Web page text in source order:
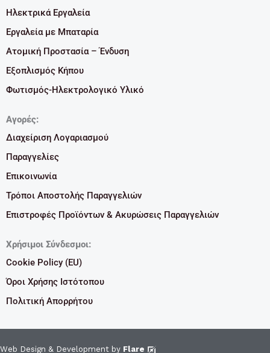
Ηλεκτρικά Εργαλεία
Εργαλεία με Μπαταρία
Ατομική Προστασία – Ένδυση
Εξοπλισμός Κήπου
Φωτισμός-Ηλεκτρολογικό Υλικό
Αγορές:
Διαχείριση Λογαριασμού
Παραγγελίες
Επικοινωνία
Τρόποι Αποστολής Παραγγελιών
Επιστροφές Προϊόντων & Ακυρώσεις Παραγγελιών
Χρήσιμοι Σύνδεσμοι:
Cookie Policy (EU)
Όροι Χρήσης Ιστότοπου
Πολιτική Απορρήτου
Web Design & Development by Flare